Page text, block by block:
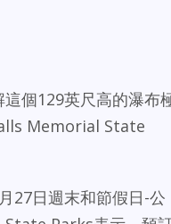
個129英尺高的瀑布
Memorial State
27日週末和節假日-公